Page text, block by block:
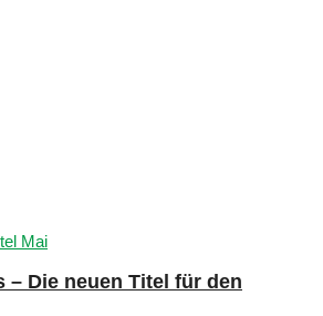
– Die neuen Titel für den